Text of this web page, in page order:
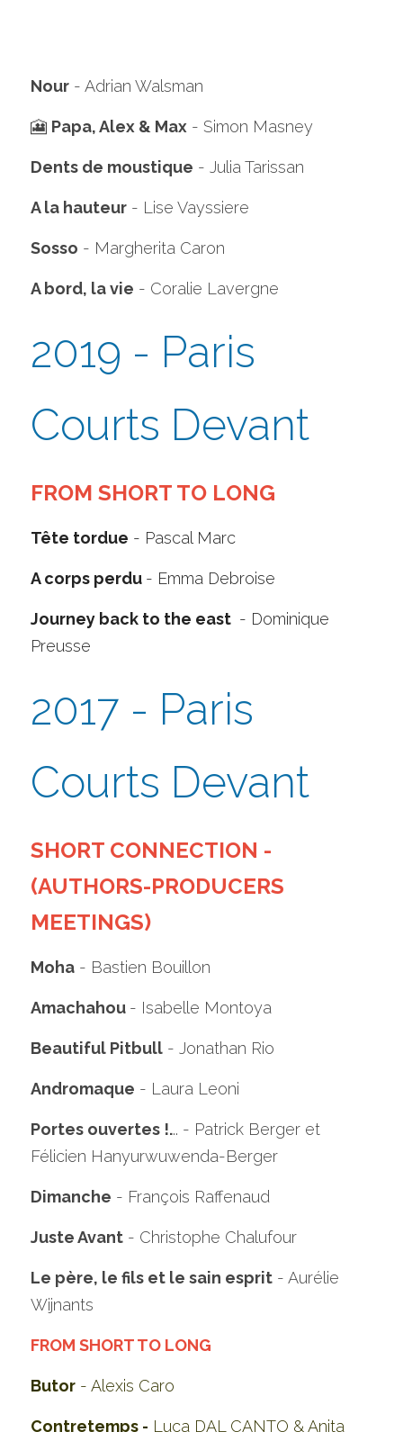
Nour - Adrian Walsman
🎦 Papa, Alex & Max - Simon Masney
Dents de moustique - Julia Tarissan
A la hauteur - Lise Vayssiere
Sosso - Margherita Caron
A bord, la vie - Coralie Lavergne
2019 - Paris
Courts Devant
FROM SHORT TO LONG
Tête tordue - Pascal Marc
A corps perdu - Emma Debroise
Journey back to the east - Dominique
Preusse
2017 - Paris
Courts Devant
SHORT CONNECTION -
(AUTHORS-PRODUCERS
MEETINGS)
Moha - Bastien Bouillon
Amachahou - Isabelle Montoya
Beautiful Pitbull - Jonathan Rio
Andromaque - Laura Leoni
Portes ouvertes !... - Patrick Berger et
Félicien Hanyurwuwenda-Berger
Dimanche - François Raffenaud
Juste Avant - Christophe Chalufour
Le père, le fils et le sain esprit - Aurélie
Wijnants
FROM SHORT TO LONG
Butor - Alexis Caro
Contretemps - Luca DAL CANTO & Anita